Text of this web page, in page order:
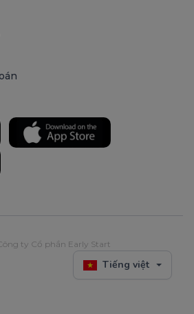
ty Cổ phần Early Start
Tiếng việt